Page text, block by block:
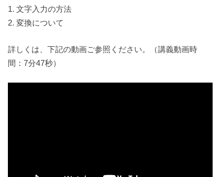
1. 文字入力の方法
2. 変換について
詳しくは、下記の動画ご参照ください。（講義動画時
間：7分47秒）